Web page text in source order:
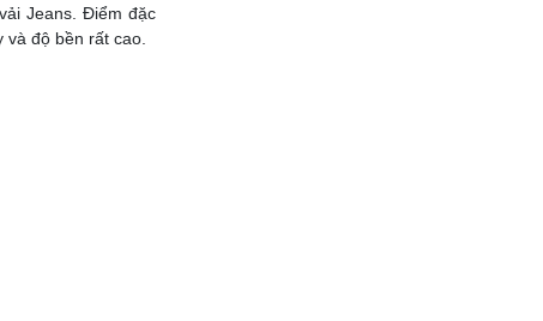
Jeans. Điểm đặc
độ bền rất cao.